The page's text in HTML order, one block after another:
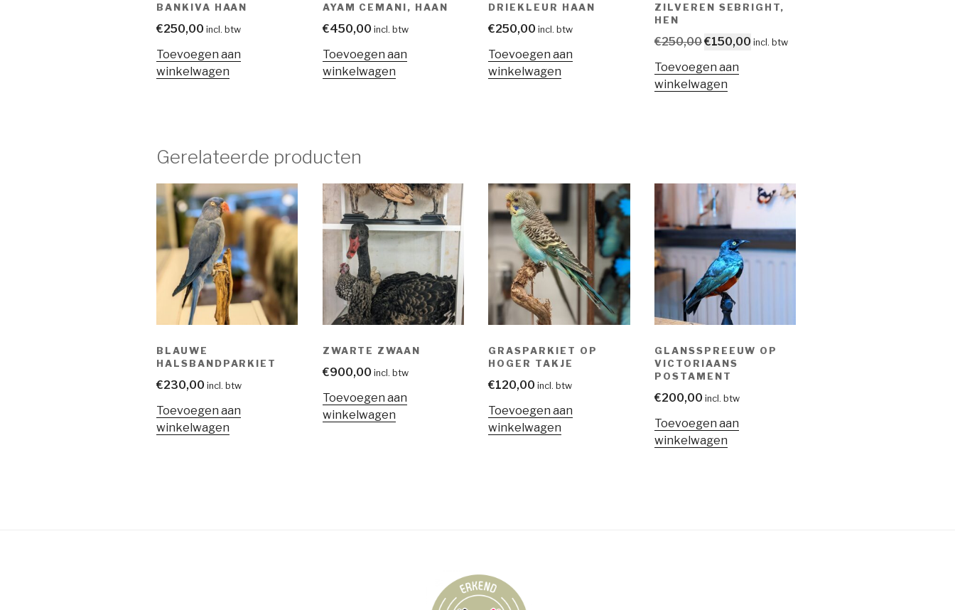
BANKIVA HAAN
€250,00 incl. btw
Toevoegen aan
winkelwagen
AYAM CEMANI, HAAN
€450,00 incl. btw
Toevoegen aan
winkelwagen
DRIEKLEUR HAAN
€250,00 incl. btw
Toevoegen aan
winkelwagen
ZILVEREN SEBRIGHT,
HEN
€250,00Oorspronkelijke
was:
€250,00.
€150,00 Huidige
incl. btw
Toevoegen aan
winkelwagen
Gerelateerde producten
BLAUWE
HALSBANDPARKIET
€230,00 incl. btw
Toevoegen aan
winkelwagen
ZWARTE ZWAAN
€900,00 incl. btw
Toevoegen aan
winkelwagen
GRASPARKIET OP
HOGER TAKJE
€120,00 incl. btw
Toevoegen aan
winkelwagen
GLANSSPREEUW OP
VICTORIAANS
POSTAMENT
€200,00 incl. btw
Toevoegen aan
winkelwagen